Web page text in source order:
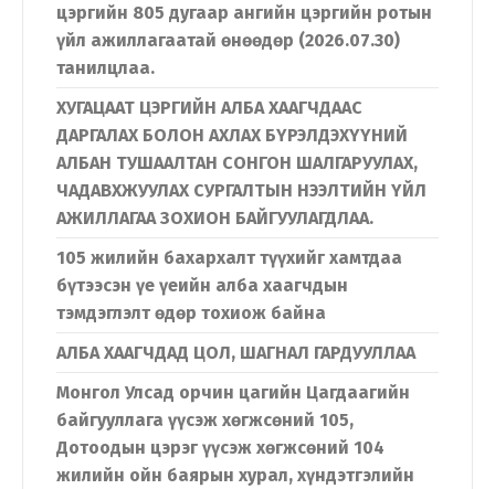
цэргийн 805 дугаар ангийн цэргийн ротын
үйл ажиллагаатай өнөөдөр (2026.07.30)
танилцлаа.
ХУГАЦААТ ЦЭРГИЙН АЛБА ХААГЧДААС
ДАРГАЛАХ БОЛОН АХЛАХ БҮРЭЛДЭХҮҮНИЙ
АЛБАН ТУШААЛТАН СОНГОН ШАЛГАРУУЛАХ,
ЧАДАВХЖУУЛАХ СУРГАЛТЫН НЭЭЛТИЙН ҮЙЛ
АЖИЛЛАГАА ЗОХИОН БАЙГУУЛАГДЛАА.
105 жилийн бахархалт түүхийг хамтдаа
бүтээсэн үе үеийн алба хаагчдын
тэмдэглэлт өдөр тохиож байна
АЛБА ХААГЧДАД ЦОЛ, ШАГНАЛ ГАРДУУЛЛАА
Монгол Улсад орчин цагийн Цагдаагийн
байгууллага үүсэж хөгжсөний 105,
Дотоодын цэрэг үүсэж хөгжсөний 104
жилийн ойн баярын хурал, хүндэтгэлийн